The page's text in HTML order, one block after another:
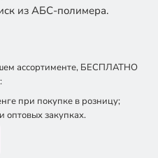
из АБС-полимера.
ассортименте, БЕСПЛАТНО
при покупке в розницу;
оптовых закупках.